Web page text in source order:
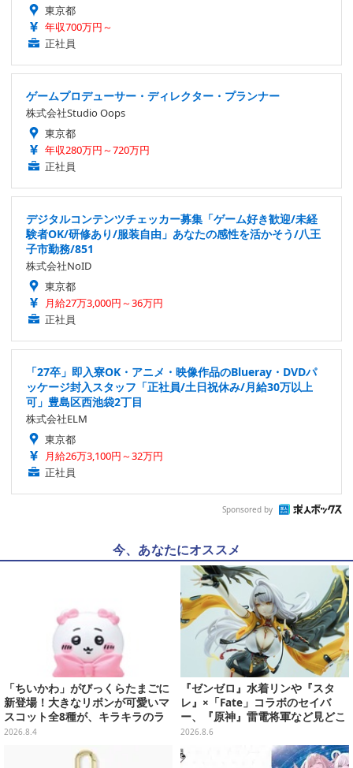
東京都
年収700万円～
正社員
ゲームプロデューサー・ディレクター・プランナー
株式会社Studio Oops
東京都
年収280万円～720万円
正社員
デジタルコンテンツチェッカー募集「ゲーム好き歓迎/未経
験者OK/研修あり/服装自由」あなたの感性を活かそう/八王
子市勤務/851
株式会社NoID
東京都
月給27万3,000円～36万円
正社員
「27卒」即入寮OK・アニメ・映像作品のBlueray・DVDパ
ッケージ封入スタッフ「正社員/土日祝休み/月給30万以上
可」豊島区西池袋2丁目
株式会社ELM
東京都
月給26万3,100円～32万円
正社員
Sponsored by
今、あなたにオススメ
「ちいかわ」がびっくらたまごに
新登場！大きなリボンが可愛いマ
スコット全8種が、キラキラのラ
メ入り入浴剤から飛び出す
2026.8.4
『ゼンゼロ』水着リンや『スタ
レ』×「Fate」コラボのセイバ
ー、『原神』雷電将軍など見どこ
ろ満載！「ワンフェス」に出展の
「HoYoverse」関連フィギュアを
ご紹介【WF2026】
2026.8.6